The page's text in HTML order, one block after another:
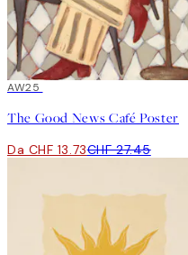
50%*
AW25
The Good News Café Poster
Da CHF 13.73CHF 27.45